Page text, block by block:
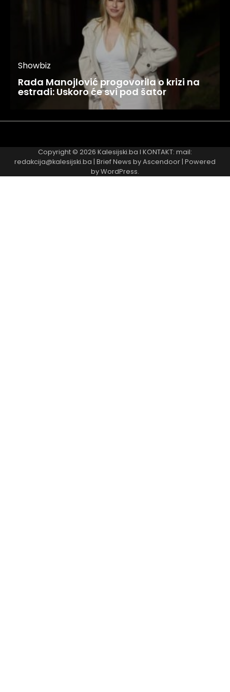
Showbiz
Rada Manojlović progovorila o krizi na
estradi: Uskoro će svi pod šator
Copyright © 2026 Kalesijski.ba I KONTAKT: mail:
redakcija@kalesijski.ba | Brief News byAscendoor| Powered
byWordPress.